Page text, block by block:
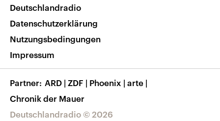
Nachrichten App
Frequenzen
Veranstaltungen
Musikliste
RSS
Barrierefreiheit
Deutschlandradio © 2026
Deutschlandradio
Datenschutzerklärung
Nutzungsbedingungen
Impressum
Partner ARD | ZDF | Phoenix | arte |
Chronik der Mauer